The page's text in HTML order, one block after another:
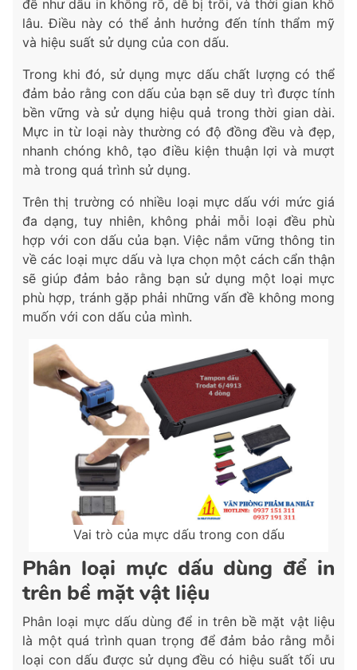
đề như dấu in không rõ, dễ bị trôi, và thời gian khô
lâu. Điều này có thể ảnh hưởng đến tính thẩm mỹ
và hiệu suất sử dụng của con dấu.
Trong khi đó, sử dụng mực dấu chất lượng có thể
đảm bảo rằng con dấu của bạn sẽ duy trì được tính
bền vững và sử dụng hiệu quả trong thời gian dài.
Mực in từ loại này thường có độ đồng đều và đẹp,
nhanh chóng khô, tạo điều kiện thuận lợi và mượt
mà trong quá trình sử dụng.
Trên thị trường có nhiều loại mực dấu với mức giá
đa dạng, tuy nhiên, không phải mỗi loại đều phù
hợp với con dấu của bạn. Việc nắm vững thông tin
về các loại mực dấu và lựa chọn một cách cẩn thận
sẽ giúp đảm bảo rằng bạn sử dụng một loại mực
phù hợp, tránh gặp phải những vấn đề không mong
muốn với con dấu của mình.
Vai trò của mực dấu trong con dấu
Phân loại mực dấu dùng để in
trên bề mặt vật liệu
Phân loại mực dấu dùng để in trên bề mặt vật liệu
là một quá trình quan trọng để đảm bảo rằng mỗi
loại con dấu được sử dụng đều có hiệu suất tối ưu